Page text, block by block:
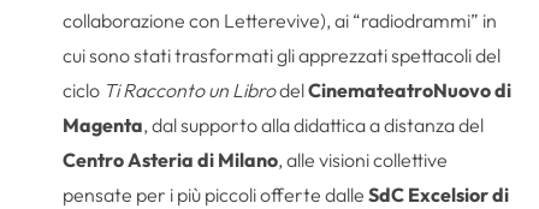
collaborazione con Letterevive), ai “radiodrammi” in
cui sono stati trasformati gli apprezzati spettacoli del
ciclo Ti Racconto un LibrodelCinemateatroNuovo di
Magenta, dal supporto alla didattica a distanza del
Centro Asteria di Milano, alle visioni collettive
pensate per i più piccoli offerte dalleSdC Excelsior di